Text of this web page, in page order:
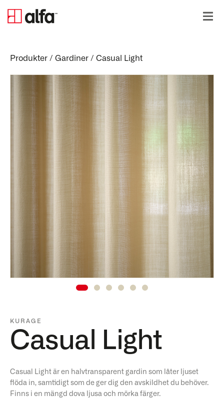
Produkter / Gardiner / Casual Light
KURAGE
Casual Light
Casual Light är en halvtransparent gardin som låter ljuset
flöda in, samtidigt som de ger dig den avskildhet du behöver.
Finns i en mängd dova ljusa och mörka färger.